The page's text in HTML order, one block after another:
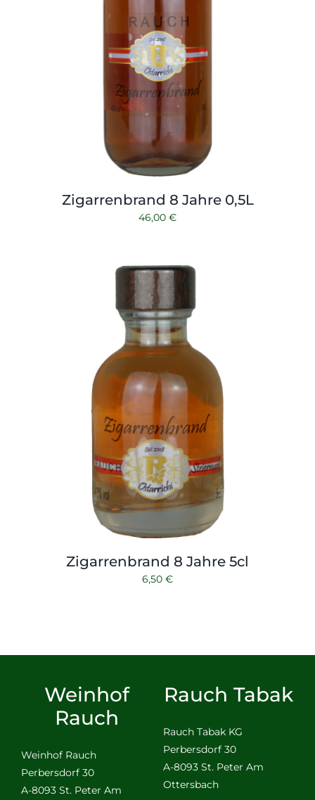
Zigarrenbrand 8 Jahre 0,5L
46,00 €
Zigarrenbrand 8 Jahre 5cl
6,50 €
Weinhof
Rauch
Weinhof Rauch
Perbersdorf 30
A-8093 St. Peter Am
Rauch Tabak
Rauch Tabak KG
Perbersdorf 30
A-8093 St. Peter Am
Ottersbach